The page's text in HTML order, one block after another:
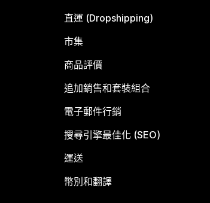
直運 (Dropshipping)
市集
商品評價
追加銷售和套裝組合
電子郵件行銷
搜尋引擎最佳化 (SEO)
運送
幣別和翻譯